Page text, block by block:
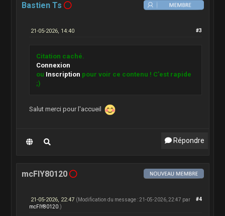
Bastien Ts
#3
21-05-2026, 14:40
Citation caché.
Connexion
ou Inscription pour voir ce contenu ! C'est rapide
;)
Salut merci pour l'accueil
Répondre
mcFlY80120
#4
21-05-2026, 22:47 (Modification du message : 21-05-2026, 22:47 par
mcFlY80120.)